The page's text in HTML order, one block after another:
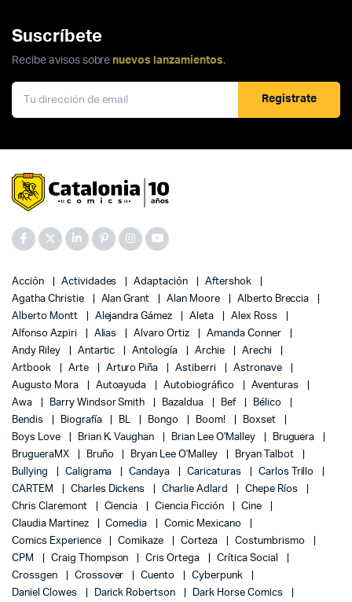
Suscríbete
Recibe avisos sobre nuevos lanzamientos.
Registrate
Acción Actividades Adaptación
Aftershok
Agatha Christie
Alan Grant Alan Moore
Alberto Breccia
Alberto Montt
Alejandra Gámez Aleta
Alex Ross
Alfonso Azpiri
Alias Alvaro Ortiz
Amanda Conner
Andy Riley
Antartic Antología Archie
Arechi
Artbook
Arte Arturo Piña Astiberri
Astronave
Augusto Mora
Autoayuda Autobiográfico
Aventuras
Awa
Barry Windsor Smith Bazaldua Bef
Bélico
Bendis
Biografía BL Bongo Boom!
Boxset
Boys Love
Brian K. Vaughan Brian Lee O'Malley
Bruguera
BrugueraMX
Bruño Bryan Lee O'Malley
Bryan Talbot
Bullying
Caligrama Candaya Caricaturas
Carlos Trillo
CARTEM
Charles Dickens Charlie Adlard
Chepe Ríos
Chris Claremont
Ciencia Ciencia Ficción
Cine
Claudia Martinez
Comedia
Comic Mexicano
Comics Experience
Comikaze Corteza
Costumbrismo
CPM
Craig Thompson Cris Ortega
Crítica Social
Crossgen
Crossover Cuento
Cyberpunk
Daniel Clowes
Darick Robertson
Dark Horse Comics